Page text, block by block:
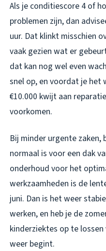
Als je conditiescore 4 of
problemen zijn, dan
uur. Dat klinkt misschien
vaak gezien wat er
dat kan nog wel even
snel op, en voordat je het
€10.000 kwijt aan
voorkomen.
Bij minder urgente
normaal is voor een dak
onderhoud voor het
werkzaamheden is de
juni. Dan is het weer
werken, en heb je de
kinderziektes op te
weer begint.